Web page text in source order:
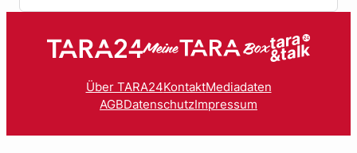
Über TARA24KontaktMediadaten
AGBDatenschutzImpressum